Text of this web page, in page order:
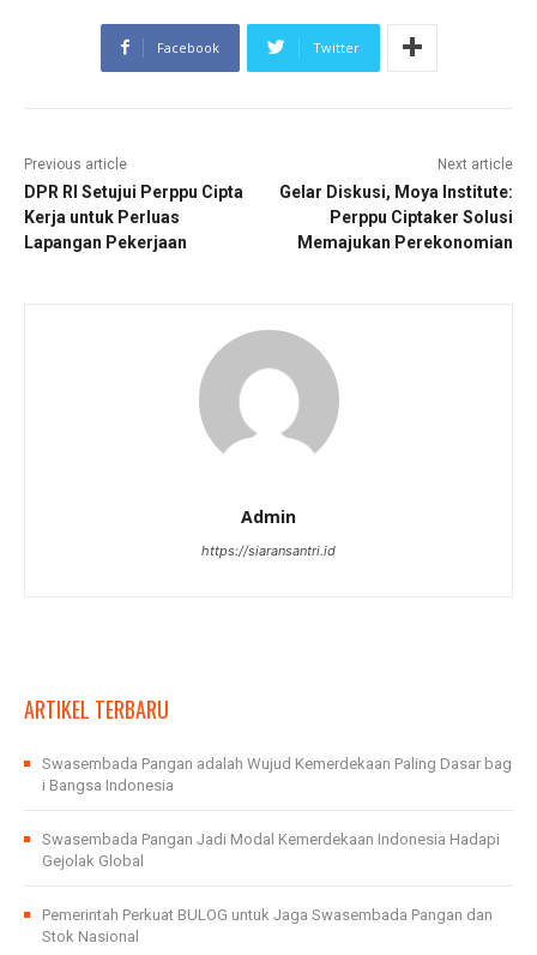
Facebook Twitter
Previous article
DPR RI Setujui Perppu Cipta
Kerja untuk Perluas
Lapangan Pekerjaan
Next article
Gelar Diskusi, Moya Institute:
Perppu Ciptaker Solusi
Memajukan Perekonomian
Admin
https://siaransantri.id
ARTIKEL TERBARU
Swasembada Pangan adalah Wujud Kemerdekaan Paling Dasar bag
i Bangsa Indonesia
Swasembada Pangan Jadi Modal Kemerdekaan Indonesia Hadapi
Gejolak Global
Pemerintah Perkuat BULOG untuk Jaga Swasembada Pangan dan
Stok Nasional